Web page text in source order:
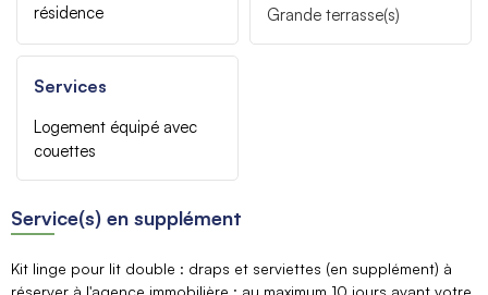
résidence
Grande terrasse(s)
Services
Logement équipé avec
couettes
Service(s) en supplément
Kit linge pour lit double : draps et serviettes (en supplément) à
réserver à l'agence immobilière : au maximum 10 jours avant votre